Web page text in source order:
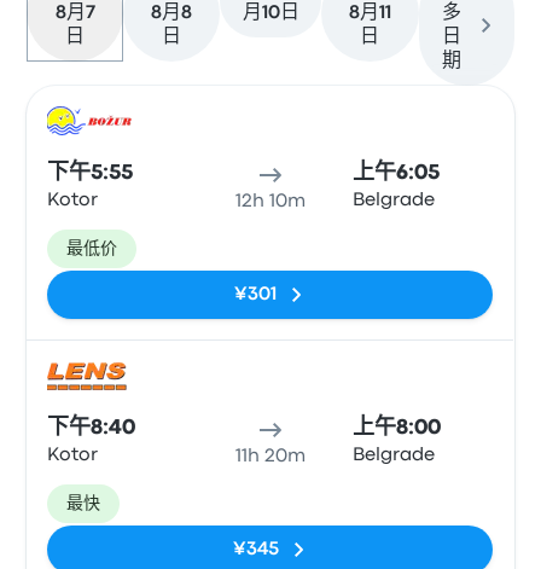
8月7
日
8月8
日
月10日
8月11
日
多
日
期
下午5:55
Kotor 12h 10m
上午6:05
Belgrade
最低价
¥301
下午8:40
Kotor 11h 20m
上午8:00
Belgrade
最快
¥345